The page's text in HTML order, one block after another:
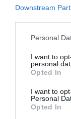
Downstream
Please note
not limited to
grant or deny
use your data
consent section.
Personal
I want to
personal
Opted In
I want to
Personal
Opted In
ajánlás vagy
külső,
kapcsolataidat,
közösség
személyes